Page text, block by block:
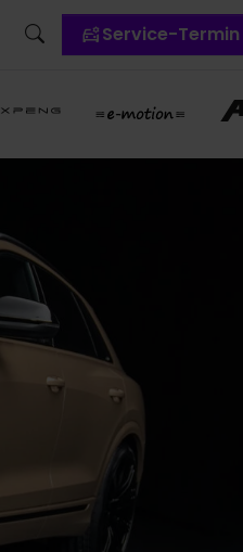
Service-Termin